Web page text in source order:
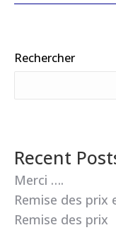
Rechercher
Recent
Merci ….
Remise des prix
Remise des prix